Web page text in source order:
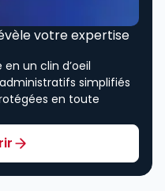
votre expertise
un clin d’oeil
simplifiés
en toute